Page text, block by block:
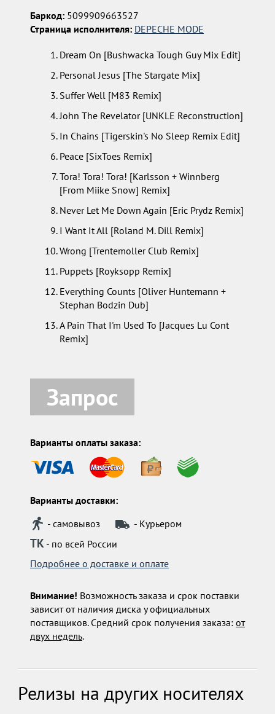
Баркод:5099909663527
Страница исполнителя: DEPECHE MODE
Dream On [Bushwacka Tough Guy Mix Edit]
Personal Jesus [The Stargate Mix]
Suffer Well [M83 Remix]
John The Revelator [UNKLE Reconstruction]
In Chains [Tigerskin's No Sleep Remix Edit]
Peace [SixToes Remix]
Tora! Tora! Tora! [Karlsson + Winnberg
[From Miike Snow] Remix]
Never Let Me Down Again [Eric Prydz Remix]
I Want It All [Roland M. Dill Remix]
Wrong [Trentemoller Club Remix]
Puppets [Royksopp Remix]
Everything Counts [Oliver Huntemann +
Stephan Bodzin Dub]
A Pain That I'm Used To [Jacques Lu Cont
Remix]
Запрос
Варианты оплаты заказа:
Варианты доставки:
- самовывоз
- Курьером
ТК- по всей России
Подробнее о доставке и оплате
Внимание! Возможность заказа и срок поставки
зависит от наличия диска у официальных
поставщиков. Средний срок получения заказа: от
двух недель.
Релизы на других носителях